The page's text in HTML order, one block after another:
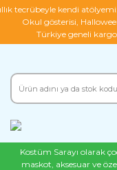
tecrübeyle kendi
Okul gösterisi,
Türkiye geneli
Kostüm Sarayı olarak
maskot, aksesuar ve